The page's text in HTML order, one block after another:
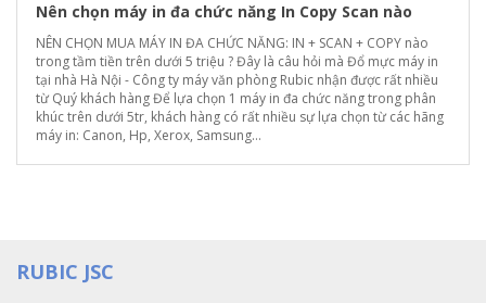
Nên chọn máy in đa chức năng In Copy Scan nào
NÊN CHỌN MUA MÁY IN ĐA CHỨC NĂNG: IN + SCAN + COPY nào
trong tầm tiền trên dưới 5 triệu ? Đây là câu hỏi mà Đổ mực máy in
tại nhà Hà Nội - Công ty máy văn phòng Rubic nhận được rất nhiều
từ Quý khách hàng Để lựa chọn 1 máy in đa chức năng trong phân
khúc trên dưới 5tr, khách hàng có rất nhiều sự lựa chọn từ các hãng
máy in: Canon, Hp, Xerox, Samsung...
RUBIC JSC